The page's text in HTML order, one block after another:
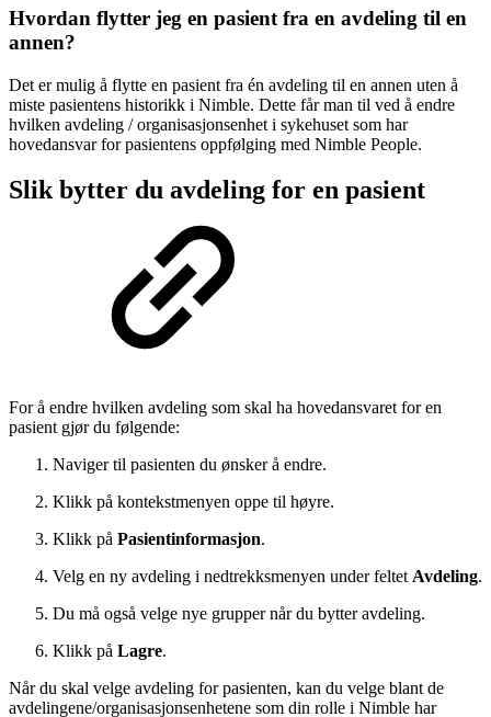
Hvordan flytter jeg en pasient fra en avdeling til en
annen?
Det er mulig å flytte en pasient fra én avdeling til en annen uten å
miste pasientens historikk i Nimble. Dette får man til ved å endre
hvilken avdeling / organisasjonsenhet i sykehuset som har
hovedansvar for pasientens oppfølging med Nimble People.
Slik bytter du avdeling for en pasient
For å endre hvilken avdeling som skal ha hovedansvaret for en
pasient gjør du følgende:
Naviger til pasienten du ønsker å endre.
Klikk på kontekstmenyen oppe til høyre.
Klikk på Pasientinformasjon.
Velg en ny avdeling i nedtrekksmenyen under feltet Avdeling.
Du må også velge nye grupper når du bytter avdeling.
Klikk på Lagre.
Når du skal velge avdeling for pasienten, kan du velge blant de
avdelingene/organisasjonsenhetene som din rolle i Nimble har